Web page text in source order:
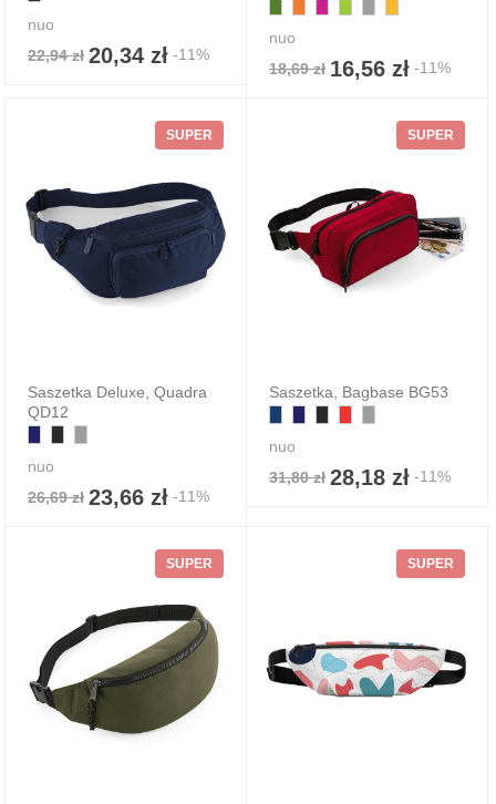
nuo
22,94 zł 20,34 zł -11%
nuo
18,69 zł 16,56 zł -11%
SUPER
Saszetka Deluxe, Quadra
QD12
nuo
26,69 zł 23,66 zł -11%
SUPER
Saszetka, Bagbase BG53
nuo
31,80 zł 28,18 zł -11%
SUPER SUPER